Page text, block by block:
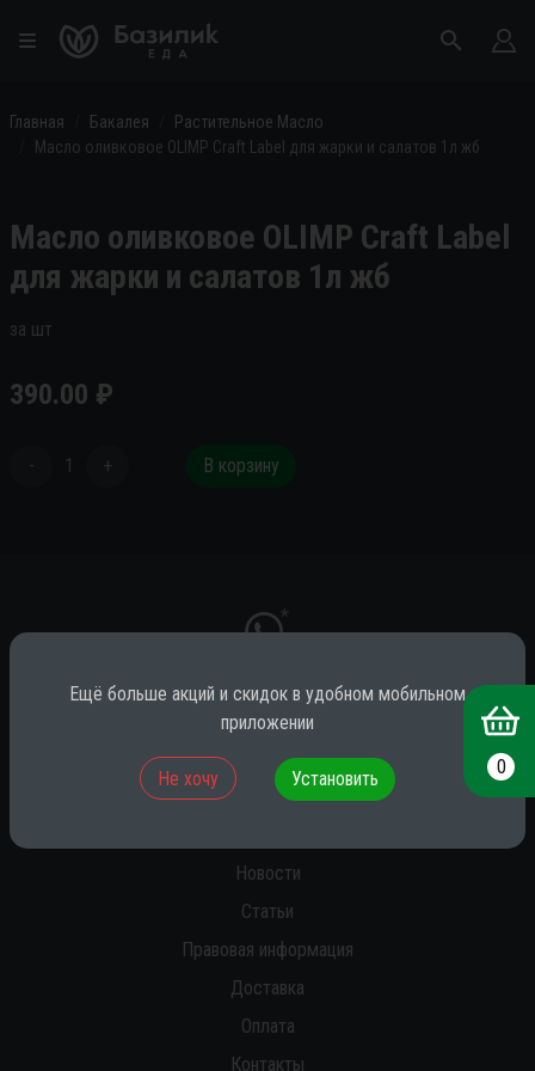
Главная Бакалея
Растительное Масло
Масло оливковое OLIMP Craft Label для жарки и салатов 1л жб
Масло оливковое OLIMP Craft Label
для жарки и салатов 1л жб
за шт
390.00 ₽
- 1 + В корзину
*
* принадлежит компании Meta (признана экстремистской на территории
Новости
Статьи
Правовая информация
Доставка
Оплата
Контакты
0
Ещё больше акций и скидок в удобном мобильном
приложении
Не хочу Установить